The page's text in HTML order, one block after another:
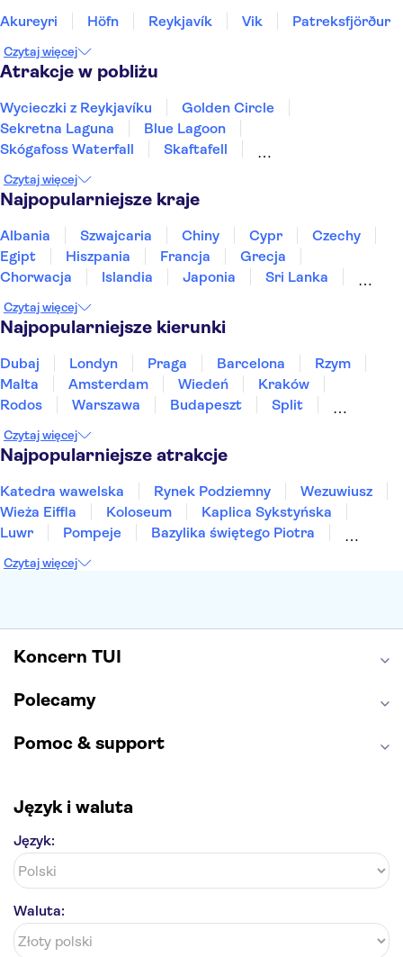
Akureyri Höfn Reykjavík Vik Patreksfjörður
Czytaj więcej
Atrakcje w pobliżu
Wycieczki z Reykjavíku
Golden Circle
Sekretna Laguna
Blue Lagoon
Skógafoss Waterfall
Skaftafell
Park Narodowy Thingvellir
Myvatn Nature Baths
Whales of Iceland
Miedzynarodowe Lotnisko w Keflavíku
Wrak samolotu DC-3
Perlan
Czytaj więcej
Najpopularniejsze kraje
Albania Szwajcaria Chiny Cypr
Czechy
Egipt
Hiszpania Francja
Grecja
Chorwacja
Islandia Japonia
Sri Lanka
Tunezja
Turcja Wietnam
Czytaj więcej
Najpopularniejsze kierunki
Dubaj Londyn Praga Barcelona
Rzym
Malta
Amsterdam Wiedeń
Kraków
Rodos
Warszawa Budapeszt
Split
Sopot
Gdynia Zakopane
Czytaj więcej
Najpopularniejsze atrakcje
Katedra wawelska Rynek Podziemny
Wezuwiusz
Wieża Eiffla
Koloseum
Kaplica Sykstyńska
Luwr
Pompeje
Bazylika świętego Piotra
Etna
Wawel
Czytaj więcej
Koncern TUI
Polecamy
Pomoc & support
Język i waluta
Język:
Waluta: